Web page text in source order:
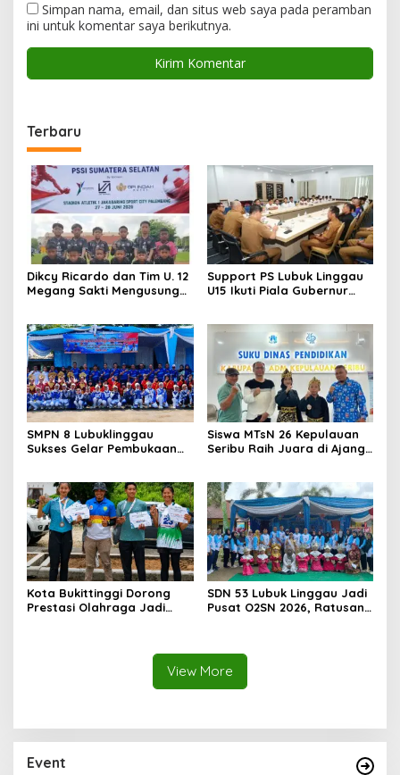
Simpan nama, email, dan situs web saya pada peramban
ini untuk komentar saya berikutnya.
Terbaru
Dikcy Ricardo dan Tim U. 12
Megang Sakti Mengusung
Presiden Zona Sumatera
Selatan
Support PS Lubuk Linggau
U15 Ikuti Piala Gubernur
Juang Generasi Muda
SMPN 8 Lubuklinggau
Sukses Gelar Pembukaan
Siswa MTsN 26 Kepulauan
Seribu Raih Juara di Ajang
Kota Bukittinggi Dorong
Prestasi Olahraga Jadi
SDN 53 Lubuk Linggau Jadi
Pusat O2SN 2026, Ratusan
View More
Event